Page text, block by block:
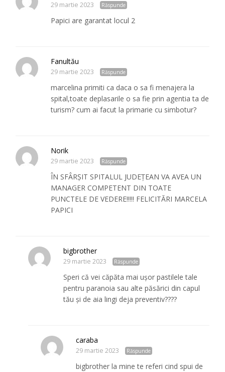
29 martie 2023 Răspunde
Papici are garantat locul 2
Fanultău
29 martie 2023 Răspunde
marcelina primiti ca daca o sa fi menajera la
spital,toate deplasarile o sa fie prin agentia ta de
turism? cum ai facut la primarie cu simbotur?
Norik
29 martie 2023 Răspunde
ÎN SFÂRȘIT SPITALUL JUDEȚEAN VA AVEA UN
MANAGER COMPETENT DIN TOATE
PUNCTELE DE VEDERE!!!!! FELICITĂRI MARCELA
PAPICI
bigbrother
29 martie 2023 Răspunde
Speri că vei căpăta mai ușor pastilele tale
pentru paranoia sau alte păsărici din capul
tău și de aia lingi deja preventiv????
caraba
29 martie 2023 Răspunde
bigbrother la mine te referi cind spui de